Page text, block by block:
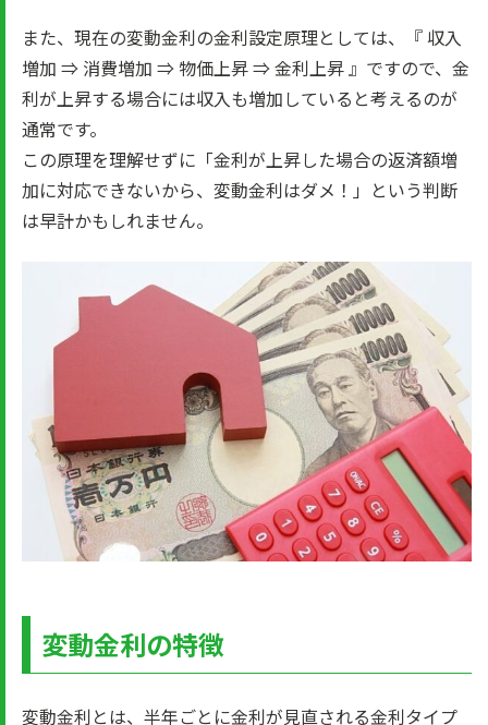
また、現在の変動金利の金利設定原理としては、『 収入
増加 ⇒ 消費増加 ⇒ 物価上昇 ⇒ 金利上昇 』ですので、金
利が上昇する場合には収入も増加していると考えるのが
通常です。
この原理を理解せずに「金利が上昇した場合の返済額増
加に対応できないから、変動金利はダメ！」という判断
は早計かもしれません。
変動金利の特徴
変動金利とは、半年ごとに金利が見直される金利タイプ